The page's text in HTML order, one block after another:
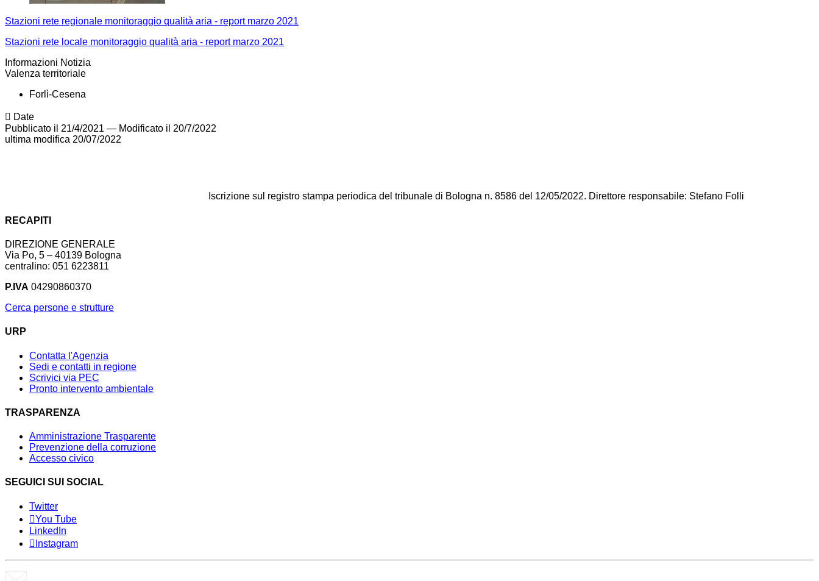
Stazioni rete regionale monitoraggio qualità aria - report marzo 2021
Stazioni rete locale monitoraggio qualità aria - report marzo 2021
Informazioni Notizia
Valenza territoriale
Forlì-Cesena
Date
Pubblicato il 21/4/2021 — Modificato il 20/7/2022
ultima modifica 20/07/2022
Iscrizione sul registro stampa periodica del tribunale di Bologna n. 8586 del 12/05/2022. Direttore responsabile: Stefano Folli
RECAPITI
DIREZIONE GENERALE
Via Po, 5 – 40139 Bologna
centralino: 051 6223811
P.IVA 04290860370
Cerca persone e strutture
URP
Contatta l'Agenzia
Sedi e contatti in regione
Scrivici via PEC
Pronto intervento ambientale
TRASPARENZA
Amministrazione Trasparente
Prevenzione della corruzione
Accesso civico
SEGUICI SUI SOCIAL
Twitter
You Tube
LinkedIn
Instagram